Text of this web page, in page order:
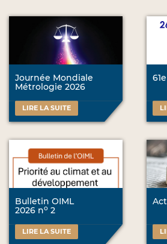
Journée Mondiale
Métrologie 2026
LIRE LA SUITE
Bulletin OIML
2026 no 2
LIRE LA SUITE